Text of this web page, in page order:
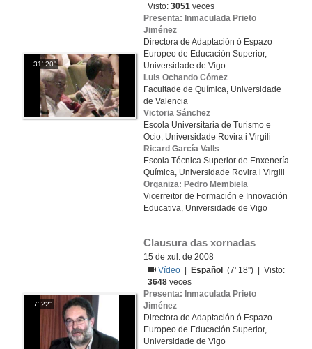
31' 20''
Visto:3051 veces
Presenta: Inmaculada Prieto
Jiménez
Directora de Adaptación ó Espazo
Europeo de Educación Superior,
Universidade de Vigo
Luis Ochando Cómez
Facultade de Química, Universidade
de Valencia
Victoria Sánchez
Escola Universitaria de Turismo e
Ocio, Universidade Rovira i Virgili
Ricard García Valls
Escola Técnica Superior de Enxenería
Química, Universidade Rovira i Virgili
Organiza: Pedro Membiela
Vicerreitor de Formación e Innovación
Educativa, Universidade de Vigo
7' 22''
Clausura das xornadas
15 de xul. de 2008
Vídeo
Español
(7' 18'') | Visto:
3648 veces
Presenta: Inmaculada Prieto
Jiménez
Directora de Adaptación ó Espazo
Europeo de Educación Superior,
Universidade de Vigo